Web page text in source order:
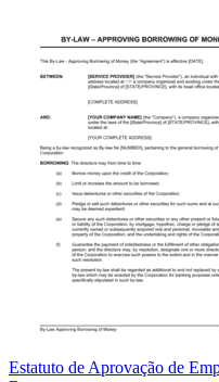
Estatuto de Aprovação de